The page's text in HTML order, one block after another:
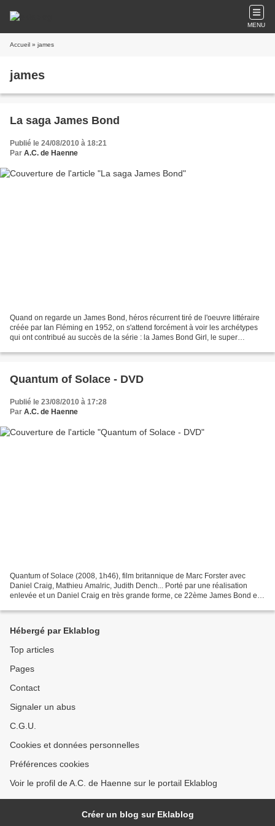
MENU
Accueil » james
james
La saga James Bond
Publié le 24/08/2010 à 18:21
Par A.C. de Haenne
Quand on regarde un James Bond, héros récurrent tiré de l'oeuvre littéraire
créée par Ian Fléming en 1952, on s'attend forcément à voir les archétypes
qui ont contribué au succès de la série : la James Bond Girl, le super
Quantum of Solace - DVD
Publié le 23/08/2010 à 17:28
Par A.C. de Haenne
Quantum of Solace (2008, 1h46), film britannique de Marc Forster avec
Daniel Craig, Mathieu Amalric, Judith Dench... Porté par une réalisation
enlevée et un Daniel Craig en très grande forme, ce 22ème James Bond est
Hébergé par Eklablog
Top articles
Pages
Contact
Signaler un abus
C.G.U.
Cookies et données personnelles
Préférences cookies
Voir le profil de A.C. de Haenne sur le portail Eklablog
Créer un blog sur Eklablog